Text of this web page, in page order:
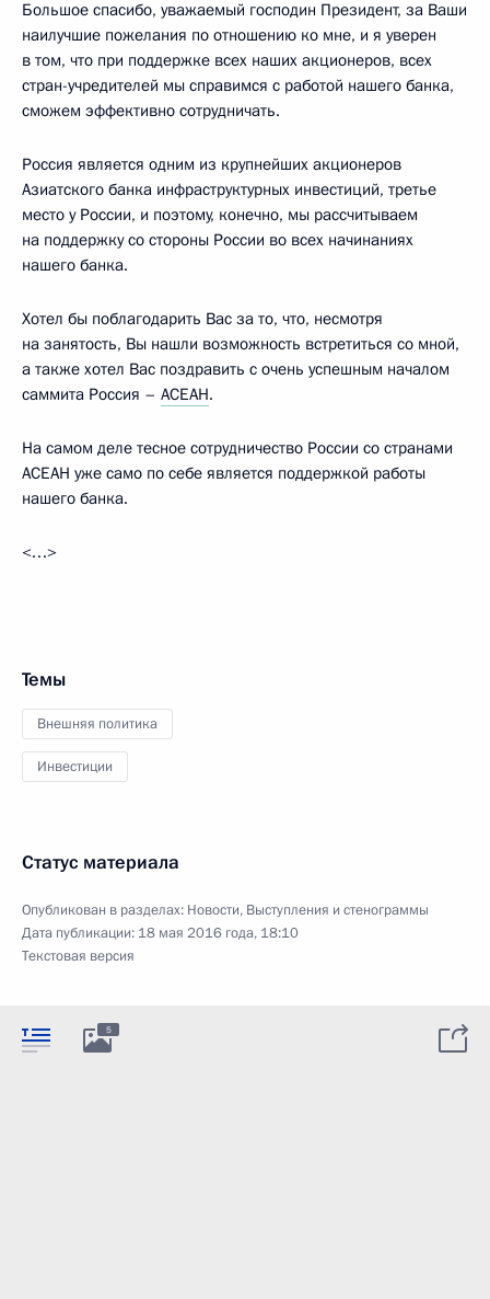
Большое спасибо, уважаемый господин Президент, за Ваши
наилучшие пожелания по отношению ко мне, и я уверен
в том, что при поддержке всех наших акционеров, всех
стран-учредителей мы справимся с работой нашего банка,
сможем эффективно сотрудничать.
Россия является одним из крупнейших акционеров
Азиатского банка инфраструктурных инвестиций, третье
место у России, и поэтому, конечно, мы рассчитываем
на поддержку со стороны России во всех начинаниях
нашего банка.
Хотел бы поблагодарить Вас за то, что, несмотря
на занятость, Вы нашли возможность встретиться со мной,
а также хотел Вас поздравить с очень успешным началом
саммита Россия – АСЕАН.
На самом деле тесное сотрудничество России со странами
АСЕАН уже само по себе является поддержкой работы
нашего банка.
<…>
Темы
Внешняя политика
Инвестиции
Статус материала
Опубликован в разделах: Новости, Выступления и стенограммы
Дата публикации: 18 мая 2016 года, 18:10
Текстовая версия
5